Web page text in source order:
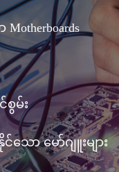
စွမ်း
ော မော်ဂျူးများ